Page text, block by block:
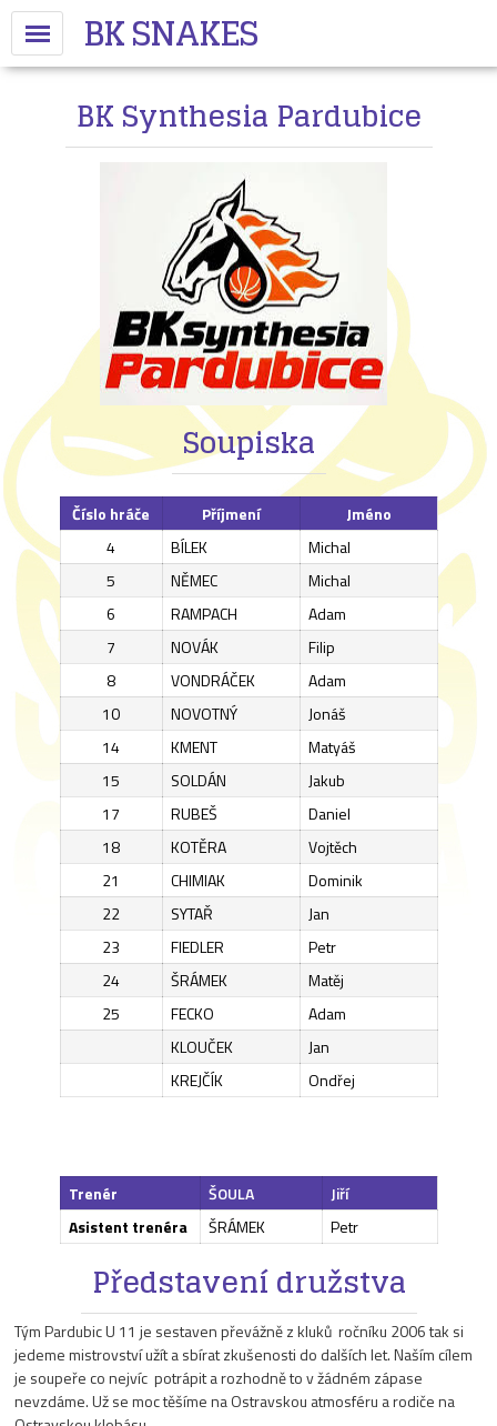
BK SNAKES
BK Synthesia Pardubice
Soupiska
Číslo hráče Příjmení
Jméno
4
BÍLEK
Michal
5
NĚMEC
Michal
6
RAMPACH
Adam
7
NOVÁK
Filip
8
VONDRÁČEK
Adam
10
NOVOTNÝ
Jonáš
14
KMENT
Matyáš
15
SOLDÁN
Jakub
17
RUBEŠ
Daniel
18
KOTĚRA
Vojtěch
21
CHIMIAK
Dominik
22
SYTAŘ
Jan
23
FIEDLER
Petr
24
ŠRÁMEK
Matěj
25
FECKO
Adam
KLOUČEK
Jan
KREJČÍK
Ondřej
Trenér ŠOULA
Jiří
Asistent trenéra
ŠRÁMEK Petr
Představení družstva
Tým Pardubic U 11 je sestaven převážně z kluků ročníku 2006 tak si
jedeme mistrovství užít a sbírat zkušenosti do dalších let. Naším cílem
je soupeře co nejvíc potrápit a rozhodně to v žádném zápase
nevzdáme. Už se moc těšíme na Ostravskou atmosféru a rodiče na